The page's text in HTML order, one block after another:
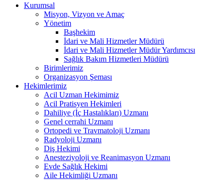
Kurumsal
Misyon, Vizyon ve Amaç
Yönetim
Başhekim
İdari ve Mali Hizmetler Müdürü
İdari ve Mali Hizmetler Müdür Yardımcısı
Sağlık Bakım Hizmetleri Müdürü
Birimlerimiz
Organizasyon Şeması
Hekimlerimiz
Acil Uzman Hekimimiz
Acil Pratisyen Hekimleri
Dahiliye (İç Hastalıkları) Uzmanı
Genel cerrahi Uzmanı
Ortopedi ve Travmatoloji Uzmanı
Radyoloji Uzmanı
Diş Hekimi
Anesteziyoloji ve Reanimasyon Uzmanı
Evde Sağlık Hekimi
Aile Hekimliği Uzmanı